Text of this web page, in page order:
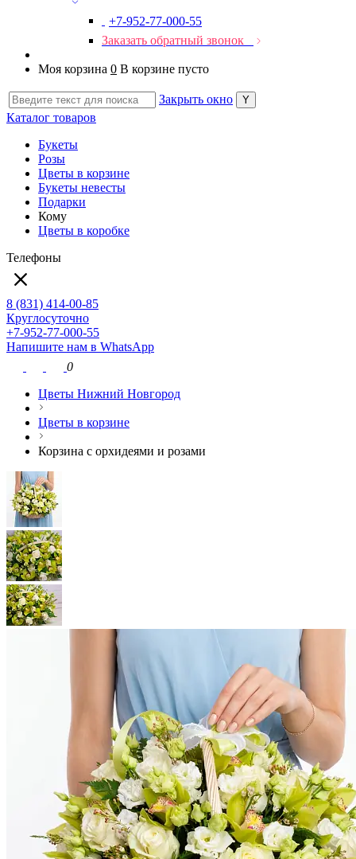
+7-952-77-000-55
Заказать обратный звонок
Моя корзина 0 В корзине пусто
Закрыть окно
Каталог товаров
Букеты
Розы
Цветы в корзине
Букеты невесты
Подарки
Кому
Цветы в коробке
Телефоны
8 (831) 414-00-85
Круглосуточно
+7-952-77-000-55
Напишите нам в WhatsApp
0
Цветы Нижний Новгород
Цветы в корзине
Корзина с орхидеями и розами